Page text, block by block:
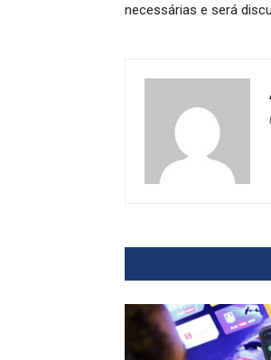
necessárias e será